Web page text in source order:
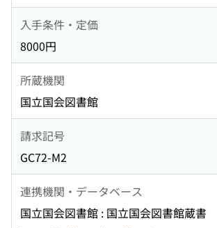
入手条件・定価
8000円
所蔵機関
国立国会図書館
請求記号
GC72-M2
連携機関・データベース
国立国会図書館 : 国立国会図書館蔵書